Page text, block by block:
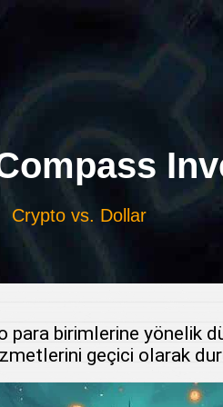
Crypto vs. Dollar
para birimlerine yönelik
geçici olarak